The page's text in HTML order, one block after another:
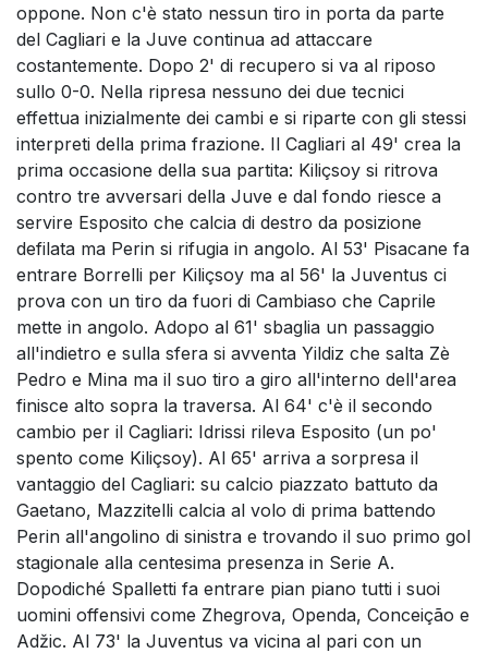
oppone. Non c'è stato nessun tiro in porta da parte
del Cagliari e la Juve continua ad attaccare
costantemente. Dopo 2' di recupero si va al riposo
sullo 0-0. Nella ripresa nessuno dei due tecnici
effettua inizialmente dei cambi e si riparte con gli stessi
interpreti della prima frazione. Il Cagliari al 49' crea la
prima occasione della sua partita: Kiliçsoy si ritrova
contro tre avversari della Juve e dal fondo riesce a
servire Esposito che calcia di destro da posizione
defilata ma Perin si rifugia in angolo. Al 53' Pisacane fa
entrare Borrelli per Kiliçsoy ma al 56' la Juventus ci
prova con un tiro da fuori di Cambiaso che Caprile
mette in angolo. Adopo al 61' sbaglia un passaggio
all'indietro e sulla sfera si avventa Yildiz che salta Zè
Pedro e Mina ma il suo tiro a giro all'interno dell'area
finisce alto sopra la traversa. Al 64' c'è il secondo
cambio per il Cagliari: Idrissi rileva Esposito (un po'
spento come Kiliçsoy). Al 65' arriva a sorpresa il
vantaggio del Cagliari: su calcio piazzato battuto da
Gaetano, Mazzitelli calcia al volo di prima battendo
Perin all'angolino di sinistra e trovando il suo primo gol
stagionale alla centesima presenza in Serie A.
Dopodiché Spalletti fa entrare pian piano tutti i suoi
uomini offensivi come Zhegrova, Openda, Conceição e
Adžic. Al 73' la Juventus va vicina al pari con un